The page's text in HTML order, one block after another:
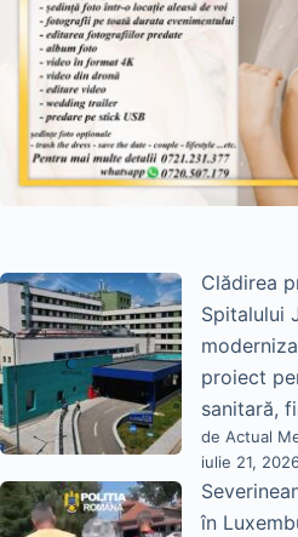
Clădirea
Spitalului
proiect
sanitară,
de Actual
iulie 21,
în